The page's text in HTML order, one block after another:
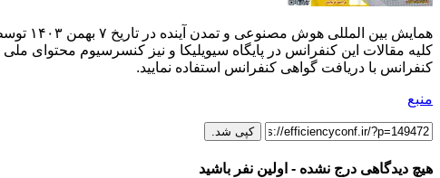
همایش
کلیه مقالات این کنفرانس در پایگاه سیویلیکا و نیز کنسرسیوم محتوای
کنفرانس با دریافت گواهی کنفرانس استفاده نمایید.
منبع
کپی شد.
هیچ دیدگاهی درج نشده - اولین نفر باشید